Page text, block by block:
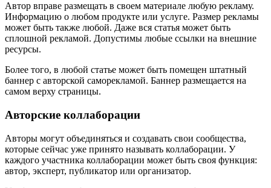
Автор вправе размещать в своем материале любую рекламу.
Информацию о любом продукте или услуге. Размер рекламы
может быть также любой. Даже вся статья может быть
сплошной рекламой. Допустимы любые ссылки на внешние
ресурсы.
Более того, в любой статье может быть помещен штатный
баннер с авторской саморекламой. Баннер размещается на
самом верху страницы.
Авторские коллаборации
Авторы могут объединяться и создавать свои сообщества,
которые сейчас уже принято называть коллаборации. У
каждого участника коллаборации может быть своя функция:
автор, эксперт, публикатор или организатор.